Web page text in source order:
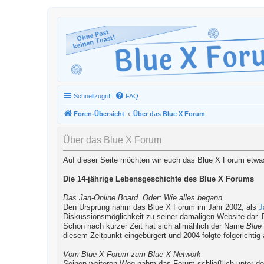
Schnellzugriff FAQ
Foren-Übersicht Über das Blue X Forum
Über das Blue X Forum
Auf dieser Seite möchten wir euch das Blue X Forum
Die 14-jährige Lebensgeschichte des Blue X Forums
Das Jan-Online Board. Oder: Wie alles begann.
Den Ursprung nahm das Blue X Forum im Jahr 2002, als
Diskussionsmöglichkeit zu seiner damaligen Website
Schon nach kurzer Zeit hat sich allmählich der Name Blue
diesem Zeitpunkt eingebürgert und 2004 folgte
Vom Blue X Forum zum Blue X Network